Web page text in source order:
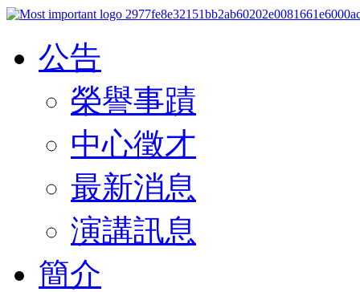
公告
榮譽事蹟
中心徵才
最新消息
演講訊息
簡介